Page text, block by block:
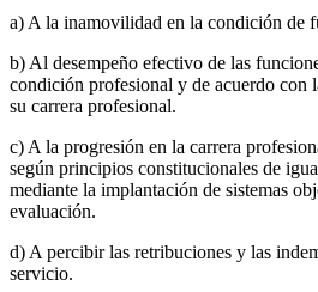
a) A la inamovilidad en la condición de
b) Al desempeño efectivo de las
condición profesional y de acuerdo con
su carrera profesional.
c) A la progresión en la carrera
según principios constitucionales de
mediante la implantación de sistemas
evaluación.
d) A percibir las retribuciones y las
servicio.